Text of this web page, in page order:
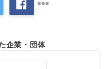
企業・団体